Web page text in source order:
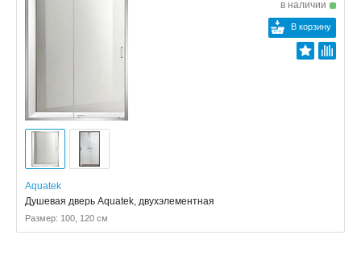
в наличии
В корзину
Aquatek
Душевая дверь Aquatek, двухэлементная
Размер: 100, 120 см